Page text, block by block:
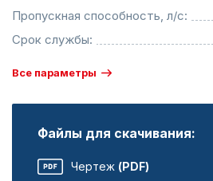
Пропускная способность, л/с:
Срок службы:
Все параметры
Файлы для скачивания:
Чертеж (PDF)